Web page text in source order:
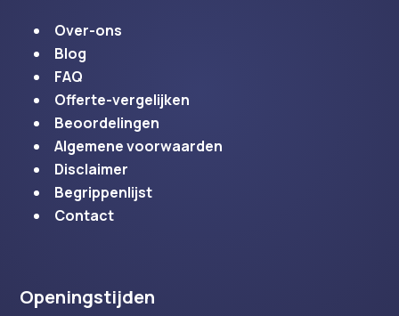
Over-ons
Blog
FAQ
Offerte-vergelijken
Beoordelingen
Algemene voorwaarden
Disclaimer
Begrippenlijst
Contact
Openingstijden